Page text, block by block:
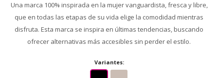
Una marca 100% inspirada en la mujer vanguardista, fresca y libre,
que en todas las etapas de su vida elige la comodidad mientras
disfruta. Esta marca se inspira en últimas tendencias, buscando
ofrecer alternativas más accesibles sin perder el estilo.
Variantes: